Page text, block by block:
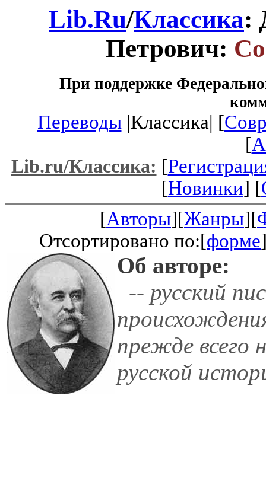
Lib.Ru/Классика:
Петрович:
При поддержке
Переводы|Классика| [
[
Lib.ru/Классика: [
[Новинки] [
[Авторы][Жанры][
Отсортировано по:[форме
Об авторе:
-- русский
прежде всего
русской